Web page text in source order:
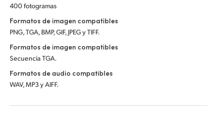
400 fotogramas
Formatos de imagen compatibles
PNG, TGA, BMP, GIF, JPEG y TIFF.
Formatos de imagen compatibles
Secuencia TGA.
Formatos de audio compatibles
WAV, MP3 y AIFF.